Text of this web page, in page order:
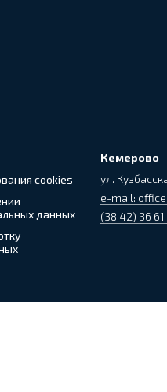
cookies
данных
Кемерово
ул.
e-mail:
(38 42) 36